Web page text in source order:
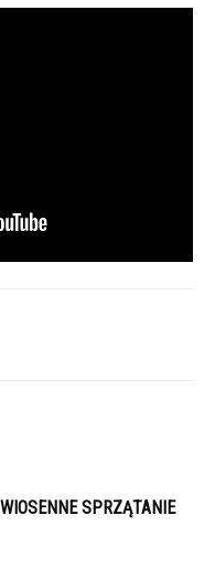
SPRZĄTANIE